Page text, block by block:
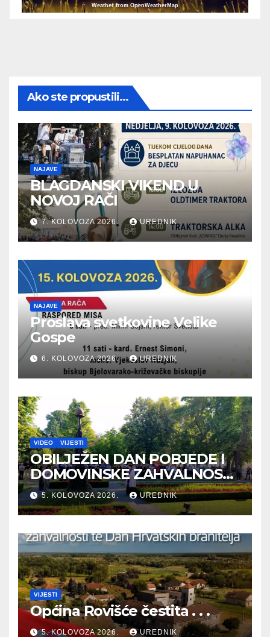
Weather from OpenWeatherMap
Ako ste propustili...
NAJAVE
BLAGDANSKI VIKEND U
NOVOJ RAČI
7. KOLOVOZA 2026. UREDNIK
NAJAVE
Proslava svetkovine Velike
Gospe
6. KOLOVOZA 2026. UREDNIK
VIDEO VIJESTI
OBILJEŽEN DAN POBJEDE I
DOMOVINSKE ZAHVALNOSTI
TE DAN HRVATSKIH
BRANITELJA
5. KOLOVOZA 2026. UREDNIK
VIJESTI
Općina Rovišće čestita . . .
5. KOLOVOZA 2026. UREDNIK